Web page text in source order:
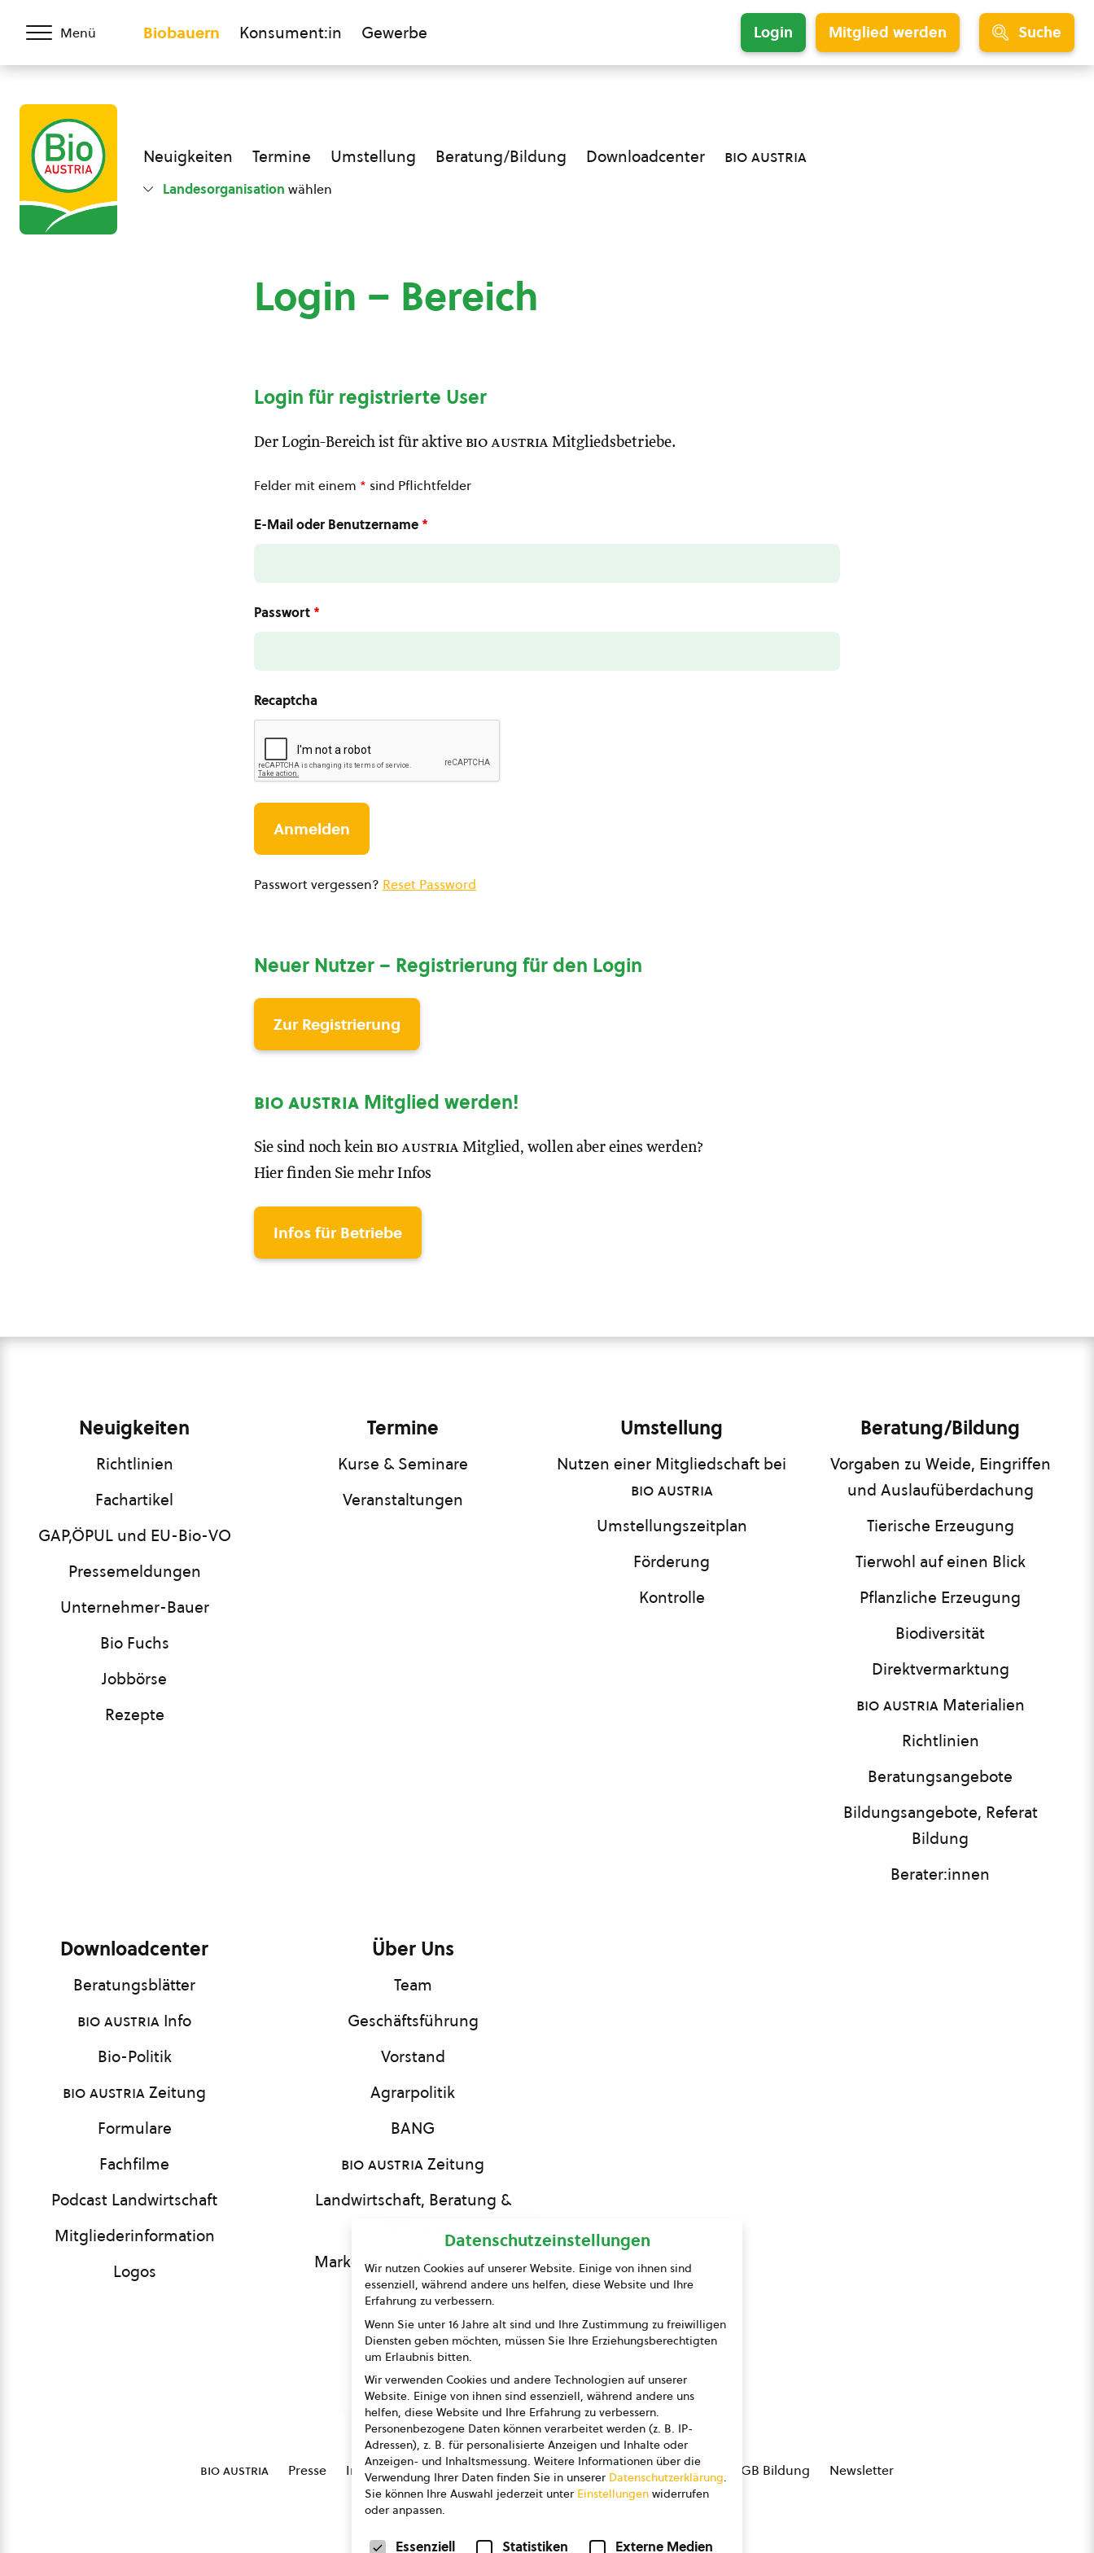
Menü Biobauern Konsument:in Gewerbe Login Mitglied werden Suche
Neuigkeiten Termine Umstellung Beratung/Bildung Downloadcenter bio austria
Landesorganisation wählen
Login – Bereich
Login für registrierte User
Der Login-Bereich ist für aktive bio austria Mitgliedsbetriebe.
Felder mit einem * sind Pflichtfelder
E-Mail oder Benutzername *
Passwort *
Recaptcha
Passwort vergessen? Reset Password
Neuer Nutzer – Registrierung für den Login
Zur Registrierung
bio austria Mitglied werden!
Sie sind noch kein bio austria Mitglied, wollen aber eines werden?
Hier finden Sie mehr Infos
Infos für Betriebe
Neuigkeiten
Richtlinien
Fachartikel
GAP,ÖPUL und EU-Bio-VO
Pressemeldungen
Unternehmer-Bauer
Bio Fuchs
Jobbörse
Rezepte
Termine
Kurse & Seminare
Veranstaltungen
Umstellung
Nutzen einer Mitgliedschaft bei
bio austria
Umstellungszeitplan
Förderung
Kontrolle
Beratung/Bildung
Vorgaben zu Weide, Eingriffen
und Auslaufüberdachung
Tierische Erzeugung
Tierwohl auf einen Blick
Pflanzliche Erzeugung
Biodiversität
Direktvermarktung
bio austriaMaterialien
Richtlinien
Beratungsangebote
Bildungsangebote, Referat
Bildung
Berater:innen
Downloadcenter
Beratungsblätter
bio austria Info
Bio-Politik
bio austriaZeitung
Formulare
Fachfilme
Podcast Landwirtschaft
Mitgliederinformation
Logos
Über Uns
Team
Geschäftsführung
Vorstand
Agrarpolitik
BANG
bio austriaZeitung
Landwirtschaft, Beratung &
Marketing und Information
Presse
Kontakt
bio austria Presse Impressum Datenschutz AGB AGB Marketing GmbH AGB Bildung Newsletter
Datenschutzeinstellungen
Wir nutzen Cookies auf unserer Website. Einige von ihnen sind
essenziell, während andere uns helfen, diese Website und Ihre
Erfahrung zu verbessern.
Wenn Sie unter 16 Jahre alt sind und Ihre Zustimmung zu freiwilligen
Diensten geben möchten, müssen Sie Ihre Erziehungsberechtigten
um Erlaubnis bitten.
Wir verwenden Cookies und andere Technologien auf unserer
Website. Einige von ihnen sind essenziell, während andere uns
helfen, diese Website und Ihre Erfahrung zu verbessern.
Personenbezogene Daten können verarbeitet werden (z. B. IP-
Adressen), z. B. für personalisierte Anzeigen und Inhalte oder
Anzeigen- und Inhaltsmessung. Weitere Informationen über die
Verwendung Ihrer Daten finden Sie in unserer Datenschutzerklärung.
Sie können Ihre Auswahl jederzeit unter Einstellungen widerrufen
oder anpassen.
Datenschutzeinstellungen
Essenziell Statistiken Externe Medien